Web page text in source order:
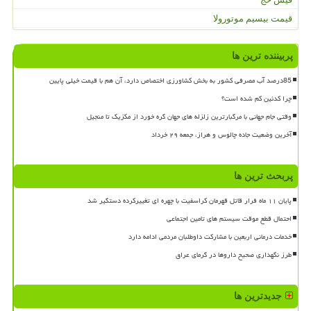
قیمت بیسیم موتورولا
پربیننده ترین ها
85درصد آب مصرفی کشور به بخش کشاورزی اختصاص دارد، آن هم با قیمت خیلی پایین
چرا کدئین کم شده است؟
وقتی جام جهانی با مرگبارترین زلزله های جهان گره خورد از مکزیک تا منجیل
آخرین وضعیت جاده چالوس و هراز، جمعه ۲۹ خرداد
پربحث ترین ها
پایان ۱۱ ماه فرار قاتل قهرمان کراسفیت با چهره ای تغییرکرده دستگیر شد
احتمال قطع موقت سیستم های تامین اجتماعی
خدمات درمانی اربعین با مشارکت داوطلبان مردمی ادامه دارد
طرز نگهداری صحیح داروها در گرمای عراق
جدیدترین ها